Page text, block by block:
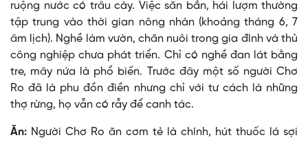
ruộng nước có trâu cày. Việc săn bắn, hái lượm thường
tập trung vào thời gian nông nhàn (khoảng tháng 6, 7
âm lịch). Nghề làm vườn, chăn nuôi trong gia đình và thủ
công nghiệp chưa phát triển. Chỉ có nghề đan lát bằng
tre, mây nứa là phổ biến. Trước đây một số người Chơ
Ro đã là phu đồn điền nhưng chỉ với tư cách là những
thợ rừng, họ vẫn có rẫy để canh tác.
Ăn: Người Chơ Ro ăn cơm tẻ là chính, hút thuốc lá sợi